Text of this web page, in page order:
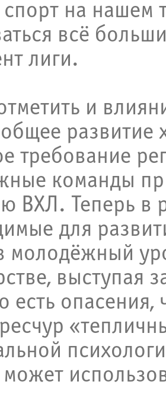
спорт на нашем
всё
лиги.
и
развитие
требование
команды
ВХЛ. Теперь в
для
молодёжный
выступая
есть